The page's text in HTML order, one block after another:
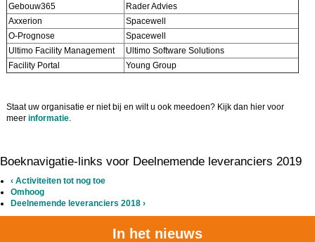
Gebouw365
Rader Advies
Axxerion
Spacewell
O-Prognose
Spacewell
Ultimo Facility Management
Ultimo Software Solutions
Facility Portal
Young Group
Staat uw organisatie er niet bij en wilt u ook meedoen? Kijk dan hier voor
meer informatie.
Boeknavigatie-links voor Deelnemende leveranciers 2019
‹ Activiteiten tot nog toe
Omhoog
Deelnemende leveranciers 2018 ›
In het nieuws